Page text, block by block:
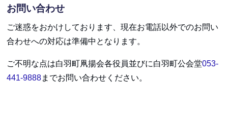
お問い合わせ
ご迷惑をおかけしております、現在お電話以外でのお問い
合わせへの対応は準備中となります。
ご不明な点は白羽町凧揚会各役員並びに白羽町公会堂053-
441-9888までお問い合わせください。